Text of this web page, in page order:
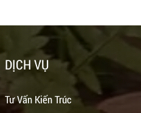
DỊCH VỤ
Tư Vấn Kiến Trúc